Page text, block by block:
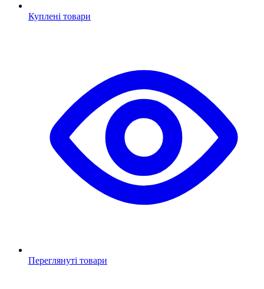
Куплені товари
Переглянуті товари